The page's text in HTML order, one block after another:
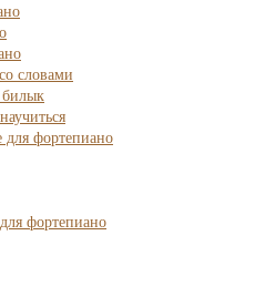
словами
для фортепиано
фортепиано